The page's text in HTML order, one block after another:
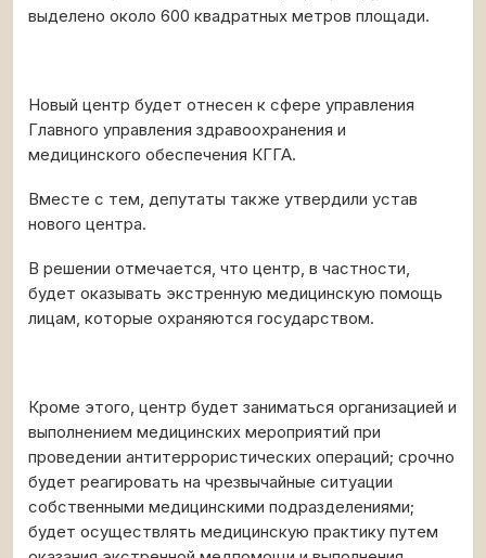
выделено около 600 квадратных метров площади.
Новый центр будет отнесен к сфере управления
Главного управления здравоохранения и
медицинского обеспечения КГГА.
Вместе с тем, депутаты также утвердили устав
нового центра.
В решении отмечается, что центр, в частности,
будет оказывать экстренную медицинскую помощь
лицам, которые охраняются государством.
Кроме этого, центр будет заниматься организацией и
выполнением медицинских мероприятий при
проведении антитеррористических операций; срочно
будет реагировать на чрезвычайные ситуации
собственными медицинскими подразделениями;
будет осуществлять медицинскую практику путем